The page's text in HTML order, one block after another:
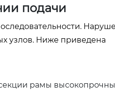
подачи
узлов. Ниже приведена
рамы